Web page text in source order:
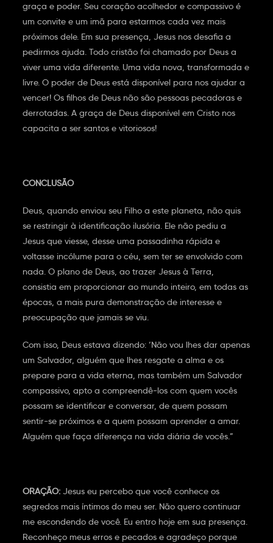
graça e poder. Seu coração acolhedor e compassivo é
um convite e um imã para estarmos cada vez mais
próximos dele. Em sua presença, Jesus nos desafia a
pedirmos ajuda. Todo cristão foi chamado por Deus a
viver uma vida diferente. Uma vida nova, transformada e
livre. O poder de Deus está disponível para nos ajudar a
vencer! Os filhos de Deus não são pessoas pecadoras e
derrotadas. A graça de Deus disponível em Cristo nos
capacita a ser santos e vitoriosos!
CONCLUSÃO
Deus, quando enviou seu Filho a este planeta, não quis
se restringir à identificação ilusória. Ele não pediu a
Jesus que viesse, desse uma passadinha rápida e
voltasse incólume para o céu, sem ter se envolvido com
nada. O plano de Deus, ao trazer Jesus à Terra,
consistia em proporcionar ao mundo inteiro, em todas as
épocas, a mais pura demonstração de interesse e
preocupação que jamais se viu.
Com isso, Deus estava dizendo: ‘Não vou lhes dar apenas
um Salvador, alguém que lhes resgate a alma e os
prepare para a vida eterna, mas também um Salvador
compassivo, apto a compreendê-los com quem vocês
possam se identificar e conversar, de quem possam
sentir-se próximos e a quem possam aprender a amar.
Alguém que faça diferença na vida diária de vocês.”
ORAÇÃO: Jesus eu percebo que você conhece os
segredos mais íntimos do meu ser. Não quero continuar
me escondendo de você. Eu entro hoje em sua presença.
Reconheço meus erros e pecados e agradeço porque